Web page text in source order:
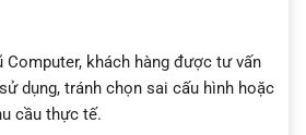
Computer, khách hàng được tư vấn
dụng, tránh chọn sai cấu hình hoặc
cầu thực tế.